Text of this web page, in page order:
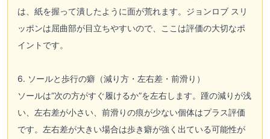
は、紙を握って潰したように面が荒れます。ジョンロブ スリ
ッポンは屈曲部が目立ちやすいので、ここは評価の大切なポ
イントです。
6. ソールと歩行の癖（減り方・左右差・前滑り）
ソールは“次の方がすぐ履けるか”を左右します。踵の減りが浅
い、左右差が小さい、前滑りの痕が少ない個体はプラス評価
です。左右差が大きい場合は歩き癖が強く出ている可能性が